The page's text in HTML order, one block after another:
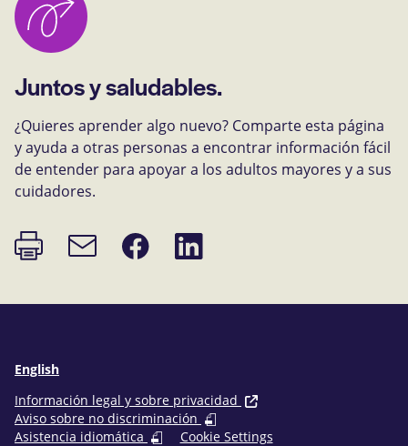
Juntos y saludables.
¿Quieres aprender algo nuevo? Comparte esta página
y ayuda a otras personas a encontrar información fácil
de entender para apoyar a los adultos mayores y a sus
cuidadores.
Imprimir
página
Enlace
de
Compartir
en
Compartir
en
English
Información legal y sobre privacidad
Aviso sobre no discriminación
Asistencia idiomática
Cookie Settings